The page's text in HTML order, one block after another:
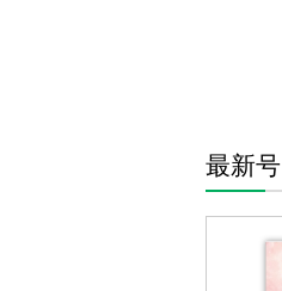
最新号